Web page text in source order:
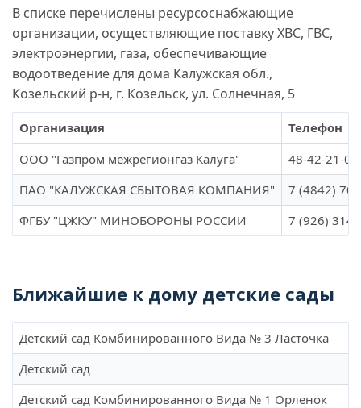
В списке перечислены ресурсоснабжающие
организации, осуществляющие поставку ХВС, ГВС,
электроэнергии, газа, обеспечивающие
водоотведение для дома Калужская обл.,
Козельский р-н, г. Козельск, ул. Солнечная, 5
Организация
Телефон
ООО "Газпром межрегионгаз Калуга"
48-42-21-
ПАО "КАЛУЖСКАЯ СБЫТОВАЯ КОМПАНИЯ"
7 (4842)
ФГБУ "ЦЖКУ" МИНОБОРОНЫ РОССИИ
7 (926)
Ближайшие к дому детские сады
Детский сад Комбинированного Вида № 3 Ласточка
Детский сад
Детский сад Комбинированного Вида № 1 Орленок